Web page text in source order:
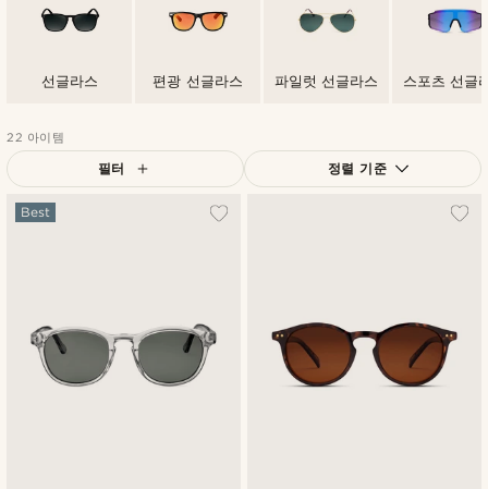
선글라스 편광 선글라스 파일럿 선글라스 스포츠 선글
22 아이템
필터 정렬 기준
Best